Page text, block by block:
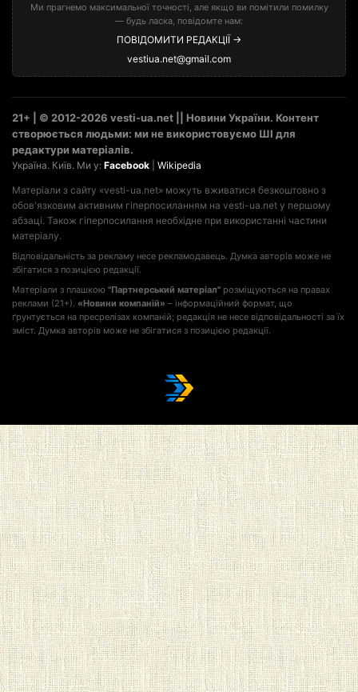
Ми прагнемо максимальної точності, але якщо ви помітили помилку
— будь ласка, повідомте нам:
ПОВІДОМИТИ РЕДАКЦІЇ →
vestiua.net@gmail.com
21+ | © 2012-2026 vesti-ua.net || Новини України. Контент
створюється людьми: ми не використовуємо ШІ для
редактури матеріалів.
Україна. Київ. Ми у: Facebook Wikipedia
Матеріали з сайту «vesti-ua.net» можуть вживатися безкоштовно з
обов'язковим активним гіперпосиланням на vesti-ua.net у першому
абзаці. Також гіперпосилання необхідне при використанні частини
матеріалу.
Відповідальність за рекламу несе рекламодавець. Думка авторів може не
збігатися з позицією редакції.
Матеріали з плашкою "Партнерський матеріал" розміщуються на правах
реклами (21+). «Новини компаній» – інформаційний формат, що
ґрунтується на пресрелізах компаній; редакція не несе відповідальності за їх
зміст. Думка авторів може не збігатися з позицією редакції.